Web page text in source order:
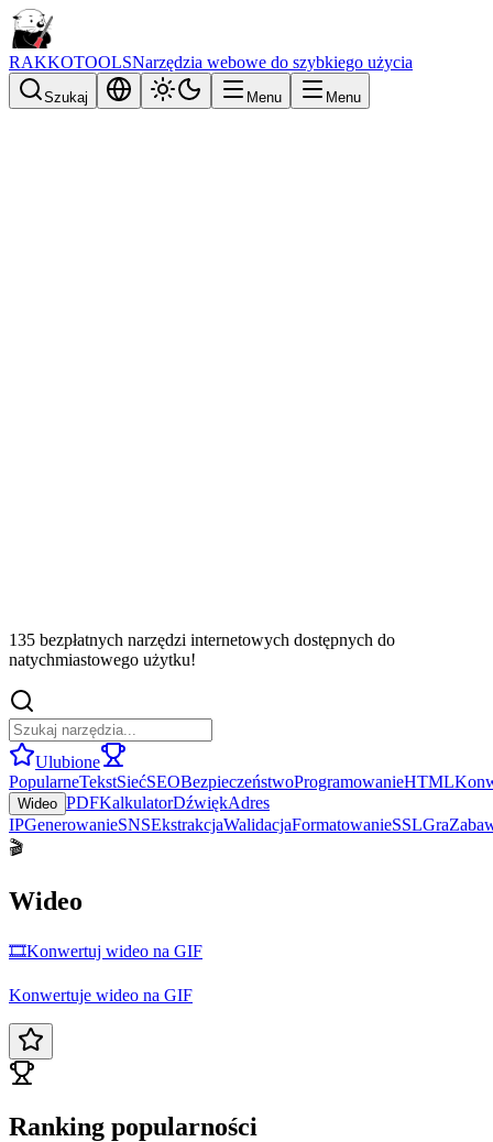
RAKKOTOOLSNarzędzia webowe do szybkiego użycia
Szukaj Menu Menu
135 bezpłatnych narzędzi internetowych dostępnych do
natychmiastowego użytku!
Ulubione
PopularneTekstSiećSEOBezpieczeństwoProgramowanieHTML
Wideo PDFKalkulatorDźwiękAdres
IPGenerowanieSNSEkstrakcjaWalidacjaFormatowanieSSLGra
🎬
Wideo
🎞️Konwertuj wideo na GIF
Konwertuje wideo na GIF
Ranking popularności